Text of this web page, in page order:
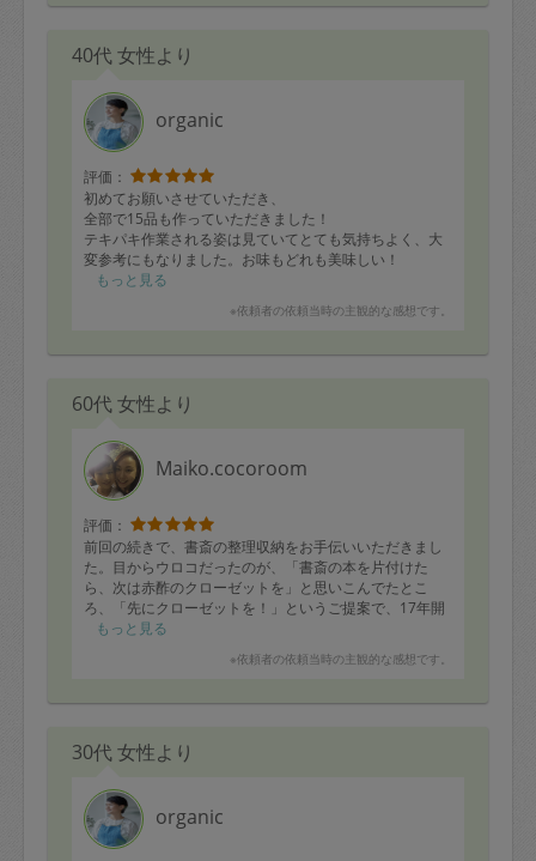
40代 女性より
organic
評価：
初めてお願いさせていただき、
全部で15品も作っていただきました！
テキパキ作業される姿は見ていてとても気持ちよく、大
変参考にもなりました。お味もどれも美味しい！
またお願いします^_^
もっと見る
※依頼者の依頼当時の主観的な感想です。
60代 女性より
Maiko.cocoroom
評価：
前回の続きで、書斎の整理収納をお手伝いいただきまし
た。目からウロコだったのが、「書斎の本を片付けた
ら、次は赤酢のクローゼットを」と思いこんでたとこ
ろ、「先にクローゼットを！」というご提案で、17年開
かずのクローゼットの棚を、すべて棚卸ししてくださっ
私一人だったら無理でした。率先して、クローゼットか
イッチが入りました。ご自身が率先して動いてくれるこ
してくれることで2重にうれしかったです。また、その後
た。
後、数回で書斎も完璧になりそうです。そして次はベッ
ドルームやキッチンもきれいにしていきたいと思ってい
ます。
もっと見る
※依頼者の依頼当時の主観的な感想です。
30代 女性より
organic